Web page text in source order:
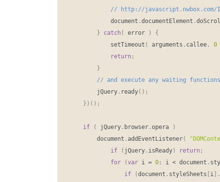
			document
.documentElement .
}
catch ( error )
{
			setTimeout
( arguments . callee ,
0
return ;
}
		jQuery
. ready( ) ;
} ) ( ) ;
if ( jQuery . browser .opera
)
		document
. addEventListener(
if
( jQuery . isReady) return ;
for
(var i = 0 ; i < document .
if
(document . styleSheets [ i
.